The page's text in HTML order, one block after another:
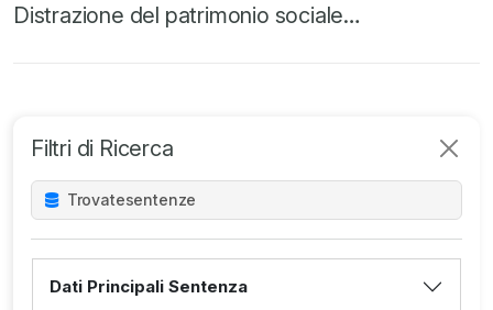
Distrazione del patrimonio sociale…
Filtri di Ricerca
Trovatesentenze
Dati Principali Sentenza